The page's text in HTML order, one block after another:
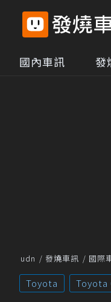
國內車訊 發
udn 發燒車訊 國際
Toyota Toyota